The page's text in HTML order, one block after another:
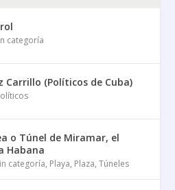
categoría
Carrillo (Políticos de Cuba)
o Túnel de Miramar, el
Habana
categoría, Playa, Plaza,Túneles